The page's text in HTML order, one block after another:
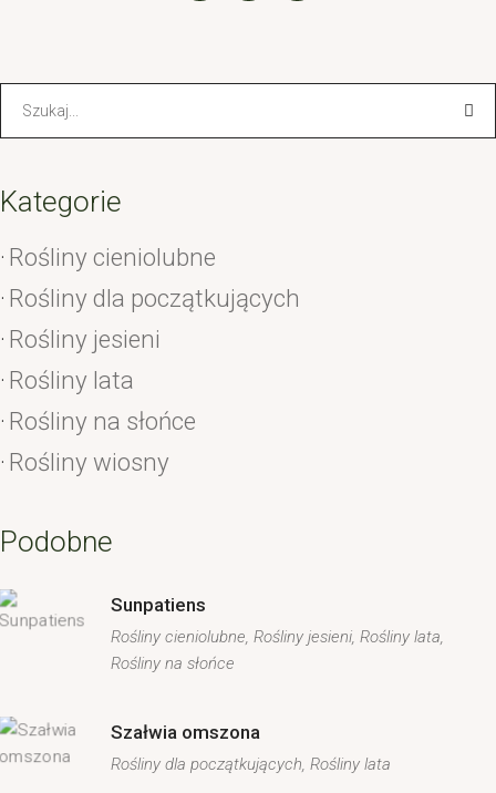
Kategorie
Rośliny cieniolubne
Rośliny dla początkujących
Rośliny jesieni
Rośliny lata
Rośliny na słońce
Rośliny wiosny
Podobne
Sunpatiens
Rośliny cieniolubne Rośliny jesieni Rośliny lata
Rośliny na słońce
Szałwia omszona
Rośliny dla początkujących Rośliny lata